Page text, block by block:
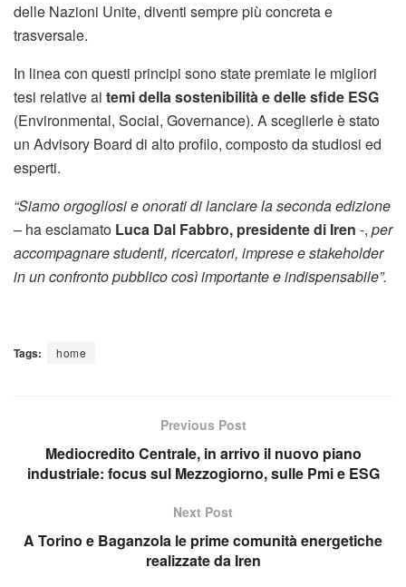
delle Nazioni Unite, diventi sempre più concreta e
trasversale.
In linea con questi principi sono state premiate le migliori
tesi relative ai temi della sostenibilità e delle sfide ESG
(Environmental, Social, Governance). A sceglierle è stato
un Advisory Board di alto profilo, composto da studiosi ed
esperti.
“Siamo orgogliosi e onorati di lanciare la seconda edizione
–ha esclamato Luca Dal Fabbro, presidente di Iren -, per
accompagnare studenti, ricercatori, imprese e stakeholder
in un confronto pubblico così importante e indispensabile”.
Tags: home
Previous Post
Mediocredito Centrale, in arrivo il nuovo piano
industriale: focus sul Mezzogiorno, sulle Pmi e ESG
Next Post
A Torino e Baganzola le prime comunità energetiche
realizzate da Iren